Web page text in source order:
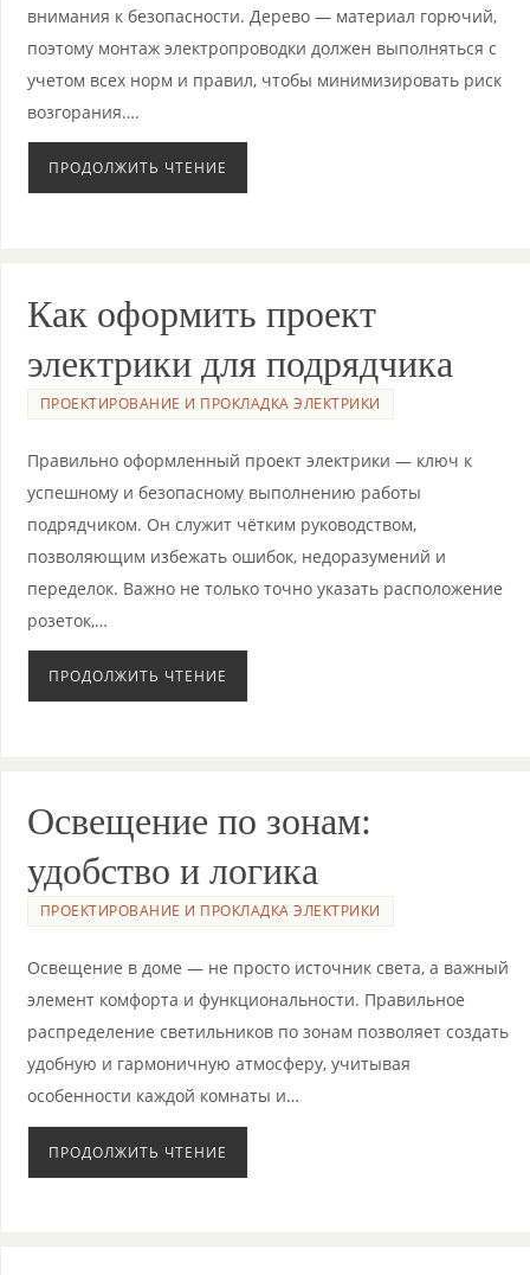
внимания к безопасности. Дерево — материал горючий,
поэтому монтаж электропроводки должен выполняться с
учетом всех норм и правил, чтобы минимизировать риск
возгорания….
ПРОДОЛЖИТЬ ЧТЕНИЕ
Как оформить проект
электрики для подрядчика
ПРОЕКТИРОВАНИЕ И ПРОКЛАДКА ЭЛЕКТРИКИ
Правильно оформленный проект электрики — ключ к
успешному и безопасному выполнению работы
подрядчиком. Он служит чётким руководством,
позволяющим избежать ошибок, недоразумений и
переделок. Важно не только точно указать расположение
розеток,…
ПРОДОЛЖИТЬ ЧТЕНИЕ
Освещение по зонам:
удобство и логика
ПРОЕКТИРОВАНИЕ И ПРОКЛАДКА ЭЛЕКТРИКИ
Освещение в доме — не просто источник света, а важный
элемент комфорта и функциональности. Правильное
распределение светильников по зонам позволяет создать
удобную и гармоничную атмосферу, учитывая
особенности каждой комнаты и…
ПРОДОЛЖИТЬ ЧТЕНИЕ